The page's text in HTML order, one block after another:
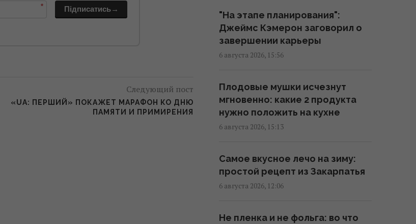
* Підписатись→
Следующий пост
«UA: ПЕРШИЙ» ПОКАЖЕТ МАРАФОН КО ДНЮ
ПАМЯТИ И ПРИМИРЕНИЯ
работать дольше: новый
график
17:13 четверг, 06 августа 2026
сегодня, кому нельзя много
работать в этот день
17:10 четверг, 06 августа 2026
систему: диетологи назвали
продукт №1 по содержанию
кальция
"На этапе планирования":
Джеймс Кэмерон заговорил о
завершении карьеры
6 августа 2026, 15:56
Плодовые мушки исчезнут
мгновенно: какие 2 продукта
нужно положить на кухне
6 августа 2026, 15:13
Самое вкусное лечо на зиму:
простой рецепт из Закарпатья
6 августа 2026, 12:06
Не пленка и не фольга: во что